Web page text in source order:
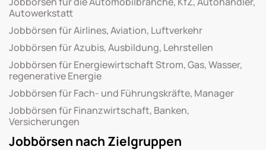
Autowerkstatt
Jobbörsen für Airlines, Aviation, Luftverkehr
Jobbörsen für Azubis, Ausbildung, Lehrstellen
Jobbörsen für Energiewirtschaft Strom, Gas, Wasser,
regenerative Energie
Jobbörsen für Fach- und Führungskräfte, Manager
Jobbörsen für Finanzwirtschaft, Banken,
Versicherungen
Jobbörsen nach Zielgruppen